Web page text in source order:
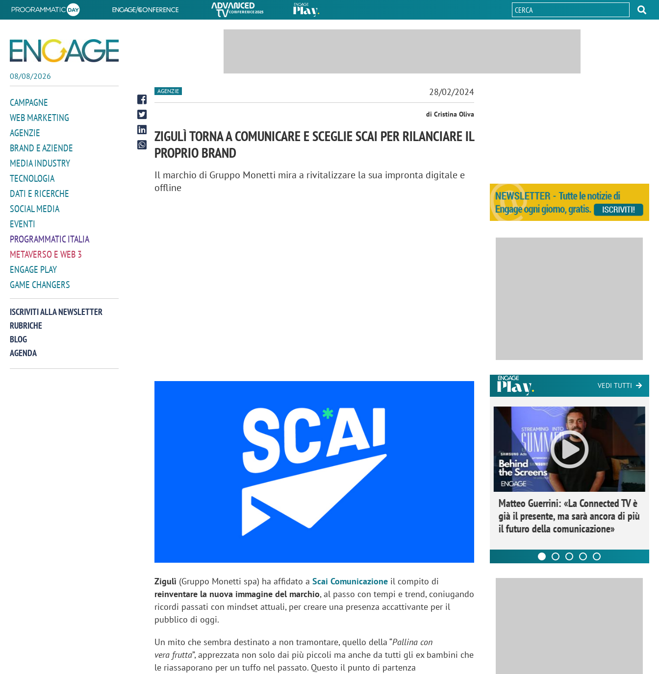
08/08/2026
CAMPAGNE
WEB MARKETING
AGENZIE
BRAND E AZIENDE
MEDIA INDUSTRY
TECNOLOGIA
DATI E RICERCHE
SOCIAL MEDIA
EVENTI
PROGRAMMATIC ITALIA
METAVERSO E WEB 3
ENGAGE PLAY
GAME CHANGERS
ISCRIVITI ALLA NEWSLETTER
RUBRICHE
BLOG
AGENDA
AGENZIE 28/02/2024
di Cristina Oliva
ZIGULÌ TORNA A COMUNICARE E SCEGLIE SCAI PER RILANCIARE IL
PROPRIO BRAND
Il marchio di Gruppo Monetti mira a rivitalizzare la sua impronta digitale e
offline
Zigulì (Gruppo Monetti spa) ha affidato aScai Comunicazione il compito di
reinventare la nuova immagine del marchio, al passo con tempi e trend, coniugando
ricordi passati con mindset attuali, per creare una presenza accattivante per il
pubblico di oggi.
Un mito che sembra destinato a non tramontare, quello della “Pallina con
vera frutta”, apprezzata non solo dai più piccoli ma anche da tutti gli ex bambini che
le riassaporano per un tuffo nel passato. Questo il punto di partenza
VEDI TUTTI
Perez, Samsung Ads: «L'Italia è un
mercato strategico e continuerà a
Networking agli eventi: come la
Matteo Guerrini: «La Connected TV è
già il presente, ma sarà ancora di più
il futuro della comunicazione»